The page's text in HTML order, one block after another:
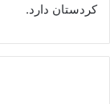
کردستان دارد.